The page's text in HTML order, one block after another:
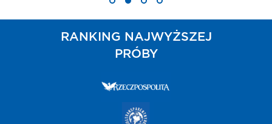
RANKING NAJWYŻSZEJ
PRÓBY